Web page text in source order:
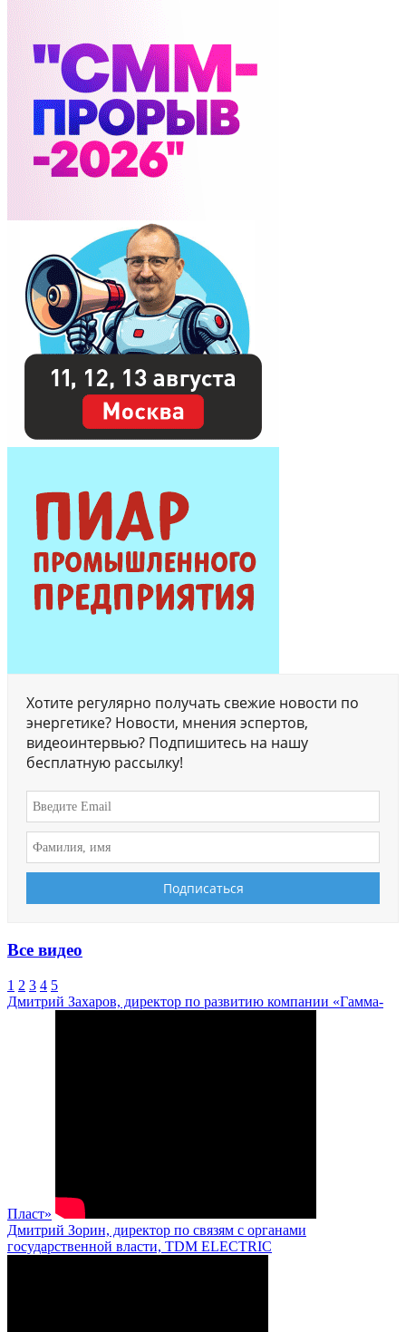
Хотите регулярно получать свежие новости по
энергетике? Новости, мнения эспертов,
видеоинтервью? Подпишитесь на нашу
бесплатную рассылку!
Все видео
1 2 3 4 5
Дмитрий Захаров, директор по развитию компании «Гамма-
Пласт»
Дмитрий Зорин, директор по связям с органами
государственной власти, TDM ELECTRIC